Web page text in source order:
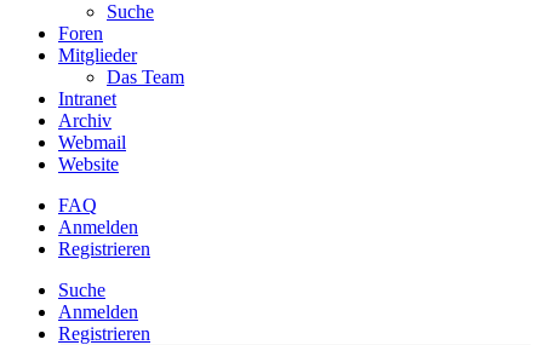
Suche
Foren
Mitglieder
Das Team
Intranet
Archiv
Webmail
Website
FAQ
Anmelden
Registrieren
Suche
Anmelden
Registrieren